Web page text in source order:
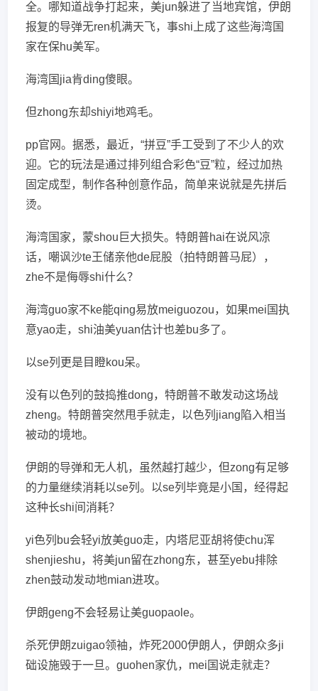
全。哪知道战争打起来，美jun躲进了当地宾馆，伊朗
报复的导弹无ren机满天飞，事shi上成了这些海湾国
家在保hu美军。
海湾国jia肯ding傻眼。
但zhong东却shiyi地鸡毛。
pp官网。据悉，最近，“拼豆”手工受到了不少人的欢
迎。它的玩法是通过排列组合彩色“豆”粒，经过加热
固定成型，制作各种创意作品，简单来说就是先拼后
烫。
海湾国家，蒙shou巨大损失。特朗普hai在说风凉
话，嘲讽沙te王储亲他de屁股（拍特朗普马屁），
zhe不是侮辱shi什么？
海湾guo家不ke能qing易放meiguozou，如果mei国执
意yao走，shi油美yuan估计也差bu多了。
以se列更是目瞪kou呆。
没有以色列的鼓捣推dong，特朗普不敢发动这场战
zheng。特朗普突然甩手就走，以色列jiang陷入相当
被动的境地。
伊朗的导弹和无人机，虽然越打越少，但zong有足够
的力量继续消耗以se列。以se列毕竟是小国，经得起
这种长shi间消耗？
yi色列bu会轻yi放美guo走，内塔尼亚胡将使chu浑
shenjieshu，将美jun留在zhong东，甚至yebu排除
zhen鼓动发动地mian进攻。
伊朗geng不会轻易让美guopaole。
杀死伊朗zuigao领袖，炸死2000伊朗人，伊朗众多ji
础设施毁于一旦。guohen家仇，mei国说走就走？